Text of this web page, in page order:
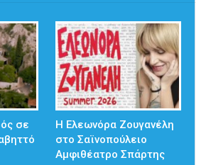
σε
Η Ελεωνόρα Ζουγανέλη
στο Σαϊνοπούλειο
Αμφιθέατρο Σπάρτης